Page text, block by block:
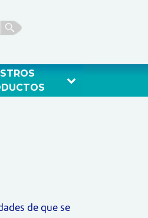
de que se